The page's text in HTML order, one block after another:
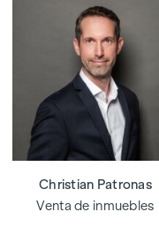
Christian Patronas
Venta de inmuebles